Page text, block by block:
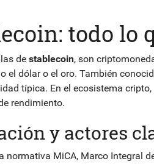
todo lo
de stablecoin, son
el dólar o el oro. También
típica. En el ecosistema
rendimiento.
y actores
normativa MiCA, Marco Integral